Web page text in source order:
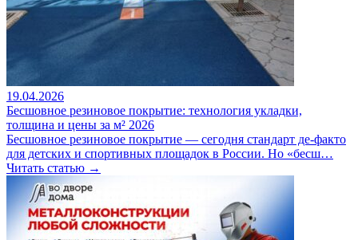
19.04.2026
Бесшовное резиновое покрытие: технология укладки,
толщина и цены за м² 2026
Бесшовное резиновое покрытие — сегодня стандарт де-факто
для детских и спортивных площадок в России. Но «бесш…
Читать статью →